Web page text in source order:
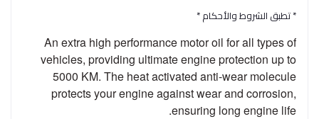
* تطبق الشروط والأحكام *
An extra high performance motor oil for all types of
vehicles, providing ultimate engine protection up to
5000 KM. The heat activated anti-wear molecule
protects your engine against wear and corrosion,
ensuring long engine life.